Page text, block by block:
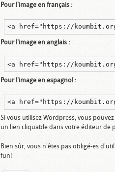
Pour l'image en français :
<a href="https://
Pour l'image en anglais :
<a href="https://
Pour l'image en espagnol :
<a href="https://
Si vous utilisez Wordpress, vous
un lien cliquable dans votre éditeur de
Bien sûr, vous n'êtes pas obligé-es
fun!